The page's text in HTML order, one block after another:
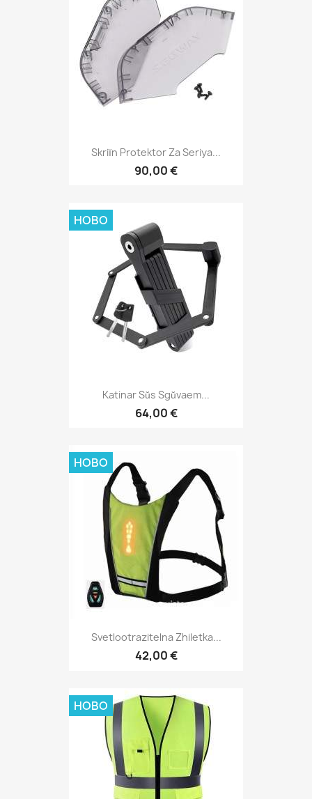
Skriĭn Protektor Za Seriya...
90,00 €
Katinar Sŭs Sgŭvaem...
64,00 €
НОВО
Svetlootrazitelna Zhiletka...
42,00 €
НОВО
НОВО